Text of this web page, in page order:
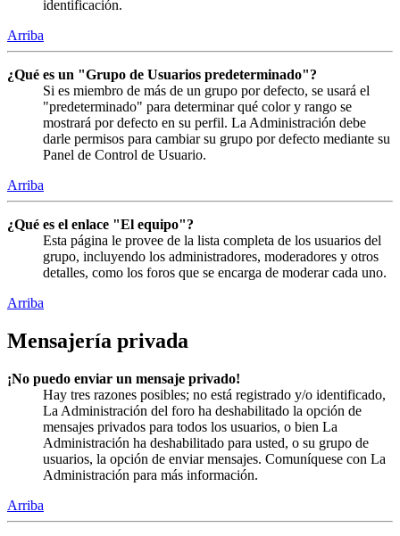
identificación.
Arriba
¿Qué es un "Grupo de Usuarios predeterminado"?
Si es miembro de más de un grupo por defecto, se usará el
"predeterminado" para determinar qué color y rango se
mostrará por defecto en su perfil. La Administración debe
darle permisos para cambiar su grupo por defecto mediante su
Panel de Control de Usuario.
Arriba
¿Qué es el enlace "El equipo"?
Esta página le provee de la lista completa de los usuarios del
grupo, incluyendo los administradores, moderadores y otros
detalles, como los foros que se encarga de moderar cada uno.
Arriba
Mensajería privada
¡No puedo enviar un mensaje privado!
Hay tres razones posibles; no está registrado y/o identificado,
La Administración del foro ha deshabilitado la opción de
mensajes privados para todos los usuarios, o bien La
Administración ha deshabilitado para usted, o su grupo de
usuarios, la opción de enviar mensajes. Comuníquese con La
Administración para más información.
Arriba